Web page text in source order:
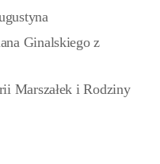
Ginalskiego z
Marszałek i Rodziny